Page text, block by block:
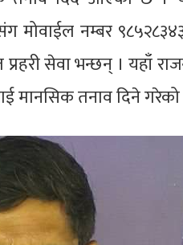
मोवाईल नम्बर
सेवा भन्छन् । यहाँ
मानसिक तनाव दिने